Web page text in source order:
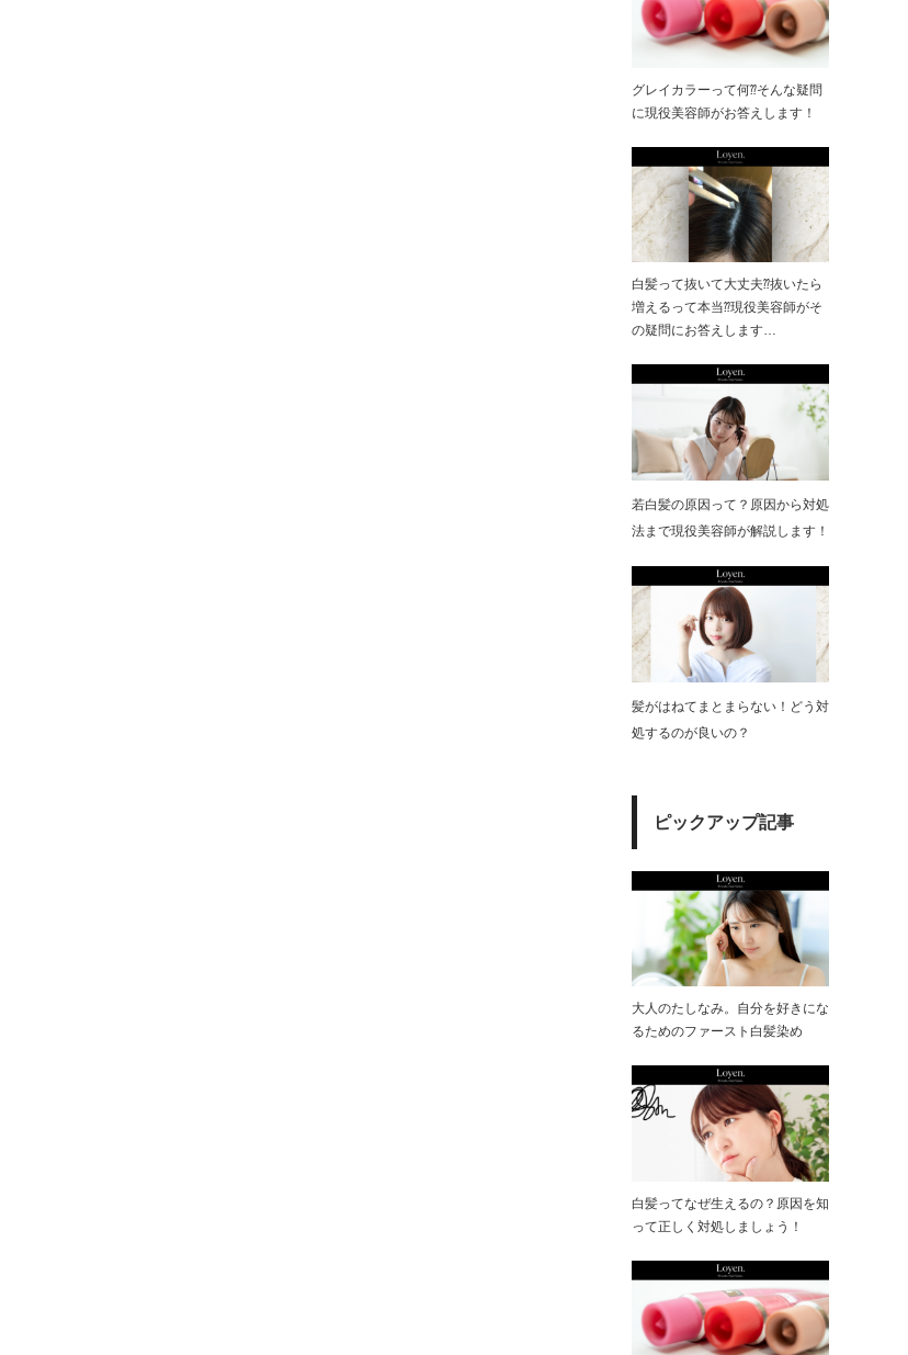
グレイカラーって何⁇そんな疑問
に現役美容師がお答えします！
白髪って抜いて大丈夫⁇抜いたら
増えるって本当⁇現役美容師がそ
の疑問にお答えします…
若白髪の原因って？原因から対処
法まで現役美容師が解説します！
髪がはねてまとまらない！どう対
処するのが良いの？
ピックアップ記事
大人のたしなみ。自分を好きにな
るためのファースト白髪染め
白髪ってなぜ生えるの？原因を知
って正しく対処しましょう！